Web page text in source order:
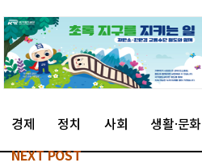
경제 정치 사회 생활·문화
NEXT POST